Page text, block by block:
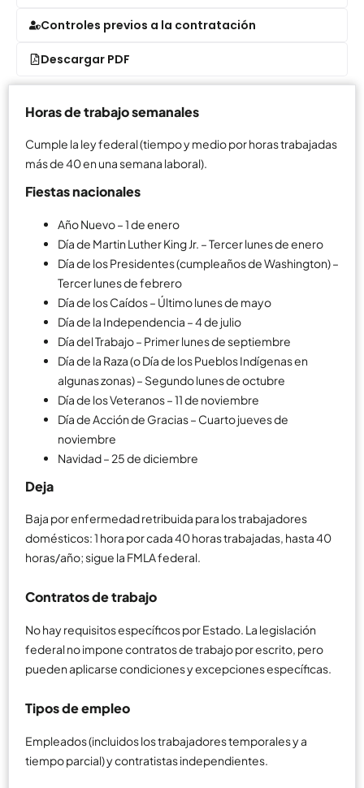
Controles previos a la contratación
Descargar PDF
Horas de trabajo semanales
Cumple la ley federal (tiempo y medio por horas trabajadas
más de 40 en una semana laboral).
Fiestas nacionales
Año Nuevo – 1 de enero
Día de Martin Luther King Jr. – Tercer lunes de enero
Día de los Presidentes (cumpleaños de Washington) –
Tercer lunes de febrero
Día de los Caídos – Último lunes de mayo
Día de la Independencia – 4 de julio
Día del Trabajo – Primer lunes de septiembre
Día de la Raza (o Día de los Pueblos Indígenas en
algunas zonas) – Segundo lunes de octubre
Día de los Veteranos – 11 de noviembre
Día de Acción de Gracias – Cuarto jueves de
noviembre
Navidad – 25 de diciembre
Deja
Baja por enfermedad retribuida para los trabajadores
domésticos: 1 hora por cada 40 horas trabajadas, hasta 40
horas/año; sigue la FMLA federal.
Contratos de trabajo
No hay requisitos específicos por Estado. La legislación
federal no impone contratos de trabajo por escrito, pero
pueden aplicarse condiciones y excepciones específicas.
Tipos de empleo
Empleados (incluidos los trabajadores temporales y a
tiempo parcial) y contratistas independientes.